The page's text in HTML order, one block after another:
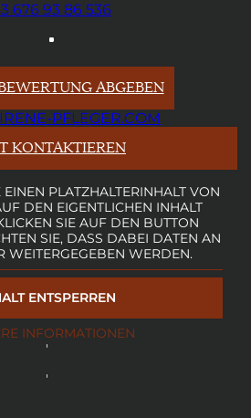
676 93 86 536
ABGEBEN
PFLEGER.COM
KONTAKTIEREN
PLATZHALTERINHALT VON
DEN EIGENTLICHEN INHALT
SIE AUF DEN BUTTON
SIE, DASS DABEI DATEN AN
WEITERGEGEBEN WERDEN.
ENTSPERREN
INFORMATIONEN
'
'